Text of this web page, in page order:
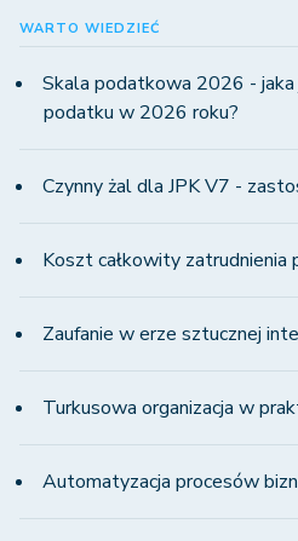
WARTO WIEDZIEĆ
Skala podatkowa 2026 -
podatku w 2026 roku?
Czynny żal dla JPK V7 -
Koszt całkowity
Zaufanie w erze sztucznej
Turkusowa organizacja w
Automatyzacja procesów